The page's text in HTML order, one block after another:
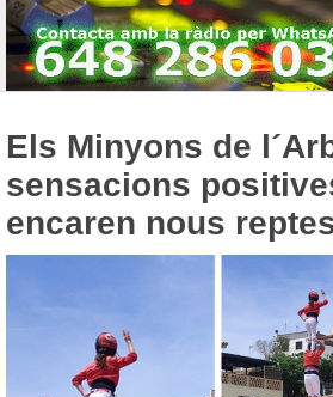
Els Minyons de
sensacions
encaren nous